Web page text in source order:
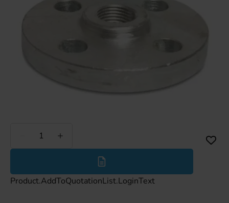
Product.AddToQuotationList.LoginText